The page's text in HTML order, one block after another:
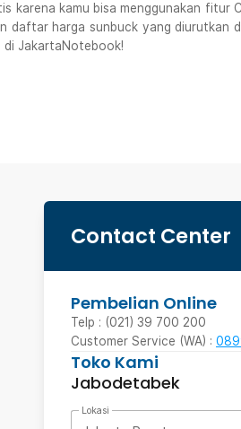
karena kamu bisa menggunakan fitur
daftar harga sunbuck yang diurutkan
di JakartaNotebook!
Contact Center
Pembelian Online
Telp : (021) 39 700 200
Customer Service (WA) :
Toko Kami
Jabodetabek
Lokasi